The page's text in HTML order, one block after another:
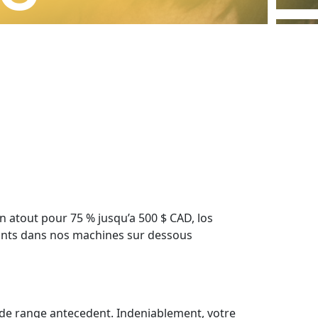
pour 75 % jusqu’a 500 $ CAD, los
dans nos machines sur dessous
range antecedent. Indeniablement, votre